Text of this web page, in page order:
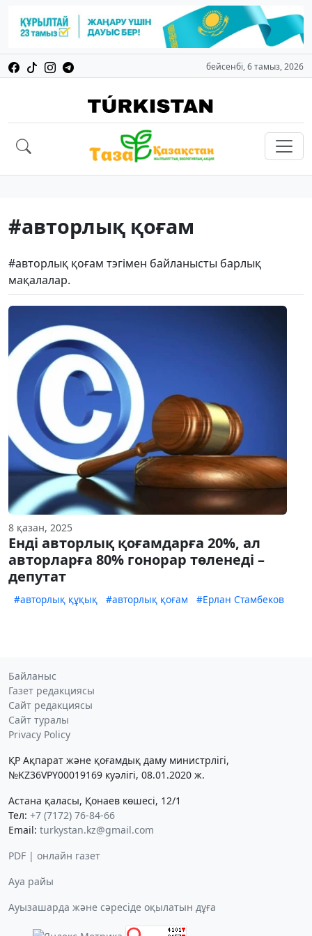
бейсенбі, 6 тамыз, 2026
#авторлық қоғам
#авторлық қоғам тэгімен байланысты барлық
мақалалар.
8 қазан, 2025
Енді авторлық қоғамдарға 20%, ал
авторларға 80% гонорар төленеді –
депутат
#авторлық құқық #авторлық қоғам #Ерлан Стамбеков
Байланыс
Газет редакциясы
Сайт редакциясы
Сайт туралы
Privacy Policy
ҚР Ақпарат және қоғамдық даму министрлігі,
№KZ36VPY00019169 куәлігі, 08.01.2020 ж.
Астана қаласы, Қонаев көшесі, 12/1
Тел: +7 (7172) 76-84-66
Email: turkystan.kz@gmail.com
PDF | онлайн газет
Ауа райы
Ауызашарда және сәресіде оқылатын дұға